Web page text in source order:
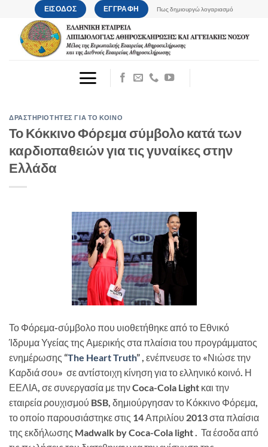
Μετάβαση
περιεχόμενο
ΕΙΣΟΔΟΣ ΕΓΓΡΑΦΗ Πως δημιουργώ λογαριασμό
ΔΡΑΣΤΗΡΙΟΤΗΤΕΣ ΓΙΑ ΤΟ ΚΟΙΝΟ
Το Κόκκινο Φόρεμα σύμβολο κατά των
καρδιοπαθειών για τις γυναίκες στην
Ελλάδα
Το Φόρεμα-σύμβολο που υιοθετήθηκε από το Εθνικό
Ίδρυμα Υγείας της Αμερικής στα πλαίσια του προγράμματος
ενημέρωσης “The Heart Truth” , ενέπνευσε το «Νιώσε την
Καρδιά σου» σε αντίστοιχη κίνηση για το ελληνικό κοινό. Η
ΕΕΛΙΑ, σε συνεργασία με την Coca-Cola Light και την
εταιρεία ρουχισμού BSB, δημιούργησαν το Κόκκινο Φόρεμα,
το οποίο παρουσιάστηκε στις 14 Απριλίου 2013 στα πλαίσια
της εκδήλωσης Madwalk by Coca-Cola light . Τα έσοδα από